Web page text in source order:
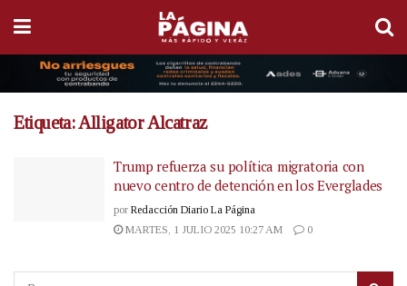
Etiqueta:Alligator Alcatraz
Trump refuerza su política migratoria con
nuevo centro de detención en los Everglades
por Redacción Diario La Página
MARTES, 1 JULIO 2025 10:27 AM
0